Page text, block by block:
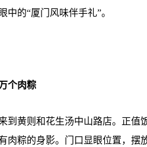
中的“厦门风味伴手礼”。
个肉粽
黄则和花生汤中山路店。正值
肉粽的身影。门口显眼位置，摆